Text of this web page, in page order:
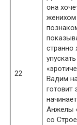
22
она
женихом
странно
Вадим
готовит
Анжелы
со